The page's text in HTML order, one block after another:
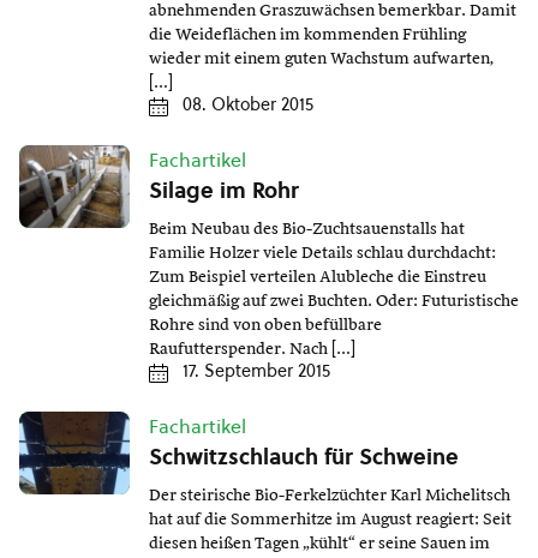
abnehmenden Graszuwächsen bemerkbar. Damit
die Weideflächen im kommenden Frühling
wieder mit einem guten Wachstum aufwarten,
[…]
08. Oktober 2015
Fachartikel
Silage im Rohr
Beim Neubau des Bio-Zuchtsauenstalls hat
Familie Holzer viele Details schlau durchdacht:
Zum Beispiel verteilen Alubleche die Einstreu
gleichmäßig auf zwei Buchten. Oder: Futuristische
Rohre sind von oben befüllbare
Raufutterspender. Nach […]
17. September 2015
Fachartikel
Schwitzschlauch für Schweine
Der steirische Bio-Ferkelzüchter Karl Michelitsch
hat auf die Sommerhitze im August reagiert: Seit
diesen heißen Tagen „kühlt“ er seine Sauen im